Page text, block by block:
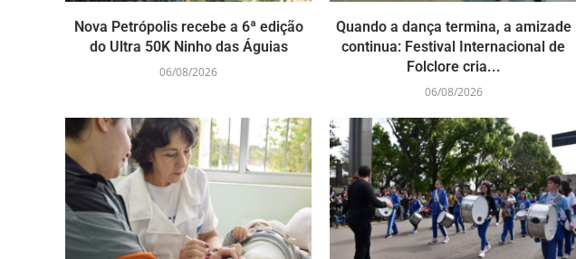
Nova Petrópolis recebe a 6ª edição
do Ultra 50K Ninho das Águias
06/08/2026
Quando a dança termina, a amizade
continua: Festival Internacional de
Folclore cria...
06/08/2026